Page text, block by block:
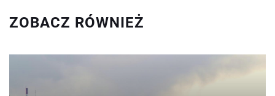
ZOBACZ RÓWNIEŻ